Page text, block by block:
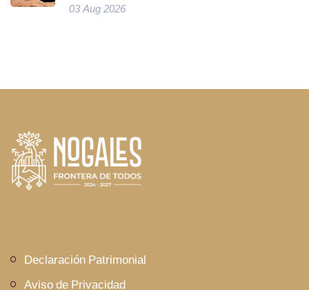
03 Aug 2026
Declaración Patrimonial
Aviso de Privacidad